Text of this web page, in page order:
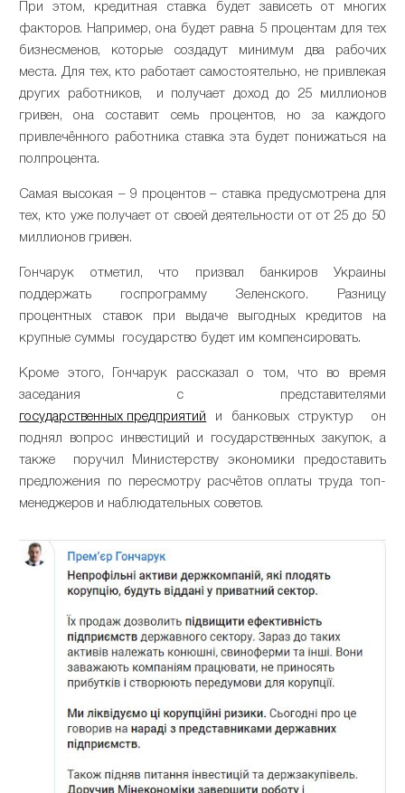
При этом, кредитная ставка будет зависеть от многих
факторов. Например, она будет равна 5 процентам для тех
бизнесменов, которые создадут минимум два рабочих
места. Для тех, кто работает самостоятельно, не привлекая
других работников, и получает доход до 25 миллионов
гривен, она составит семь процентов, но за каждого
привлечённого работника ставка эта будет понижаться на
полпроцента.
Самая высокая – 9 процентов – ставка предусмотрена для
тех, кто уже получает от своей деятельности от от 25 до 50
миллионов гривен.
Гончарук отметил, что призвал банкиров Украины
поддержать госпрограмму Зеленского. Разницу
процентных ставок при выдаче выгодных кредитов на
крупные суммы государство будет им компенсировать.
Кроме этого, Гончарук рассказал о том, что во время
заседания с представителями
государственных предприятий и банковых структур он
поднял вопрос инвестиций и государственных закупок, а
также поручил Министерству экономики предоставить
предложения по пересмотру расчётов оплаты труда топ-
менеджеров и наблюдательных советов.